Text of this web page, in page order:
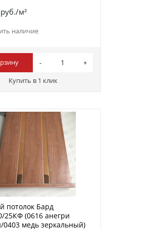
м²
наличие
Купить в 1 клик
потолок Бард
25КФ (0616 анегри
0403 медь зеркальный)